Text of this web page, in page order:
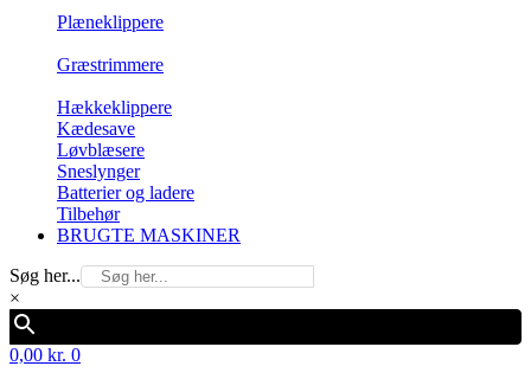
Plæneklippere
Græstrimmere
Hækkeklippere
Kædesave
Løvblæsere
Sneslynger
Batterier og ladere
Tilbehør
BRUGTE MASKINER
Søg her...
×
0,00 kr. 0